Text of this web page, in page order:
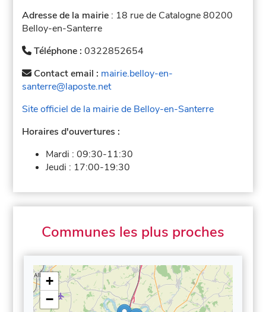
Adresse de la mairie : 18 rue de Catalogne 80200
Belloy-en-Santerre
Téléphone :0322852654
Contact email : mairie.belloy-en-
santerre@laposte.net
Site officiel de la mairie de Belloy-en-Santerre
Horaires d'ouvertures :
Mardi :09:30-11:30
Jeudi : 17:00-19:30
Communes les plus proches
+
−